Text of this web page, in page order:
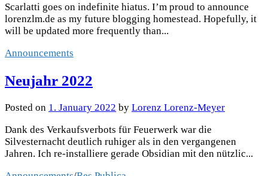
Scarlatti goes on indefinite hiatus. I’m proud to announce
lorenzlm.de as my future blogging homestead. Hopefully, it
will be updated more frequently than...
Announcements
Neujahr 2022
Posted on 1. January 2022 by Lorenz Lorenz-Meyer
Dank des Verkaufsverbots für Feuerwerk war die
Silvesternacht deutlich ruhiger als in den vergangenen
Jahren. Ich re-installiere gerade Obsidian mit den nützlic...